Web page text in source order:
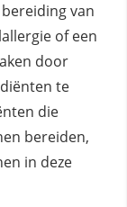
van
of een
door
te
die
bereiden,
in deze